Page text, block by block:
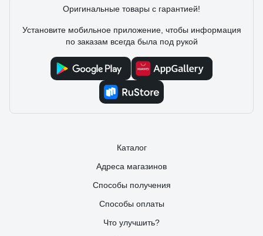
Заказал еще 2 другу в строящийся дом на первую зиму.
Оригинальные товары с гарантией!
Установите мобильное приложение, чтобы информация
по заказам всегда была под рукой
Каталог
Адреса магазинов
Способы получения
Способы оплаты
Что улучшить?